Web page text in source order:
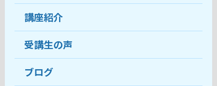
受講生の声
おすすめ・人気の講座
目的から講座を探す
ココがおすすめ
料金
受講までの流れ
講座紹介
受講生の声
ブログ